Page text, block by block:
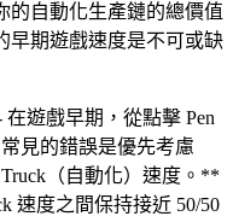
的自動化生產鏈的總價值
早期遊戲速度是不可或缺
在遊戲早期，從點擊 Pen
見的錯誤是優先考慮
（自動化）速度。**
速度之間保持接近 50/50